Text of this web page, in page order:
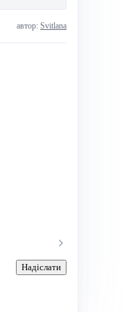
автор: Svitlana
Надіслати